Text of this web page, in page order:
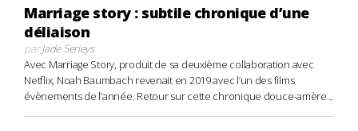
Marriage story : subtile chronique d’une
déliaison
parJade Serieys
Avec Marriage Story, produit de sa deuxième collaboration avec
Netflix, Noah Baumbach revenait en 2019 avec l’un des films
évènements de l’année. Retour sur cette chronique douce-amère...